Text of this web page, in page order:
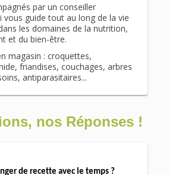
par un conseiller
vous guide tout au long de la vie
les domaines de la nutrition,
et du bien-être.
magasin : croquettes,
friandises, couchages, arbres
antiparasitaires...
nos Réponses !
de recette avec le temps ?